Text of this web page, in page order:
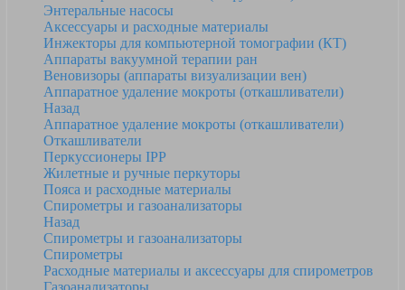
Энтеральные насосы
Аксессуары и расходные материалы
Инжекторы для компьютерной томографии (КТ)
Аппараты вакуумной терапии ран
Веновизоры (аппараты визуализации вен)
Аппаратное удаление мокроты (откашливатели)
Назад
Аппаратное удаление мокроты (откашливатели)
Откашливатели
Перкуссионеры IPP
Жилетные и ручные перкуторы
Пояса и расходные материалы
Спирометры и газоанализаторы
Назад
Спирометры и газоанализаторы
Спирометры
Расходные материалы и аксессуары для спирометров
Газоанализаторы